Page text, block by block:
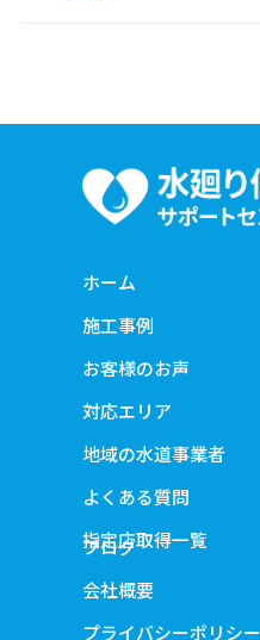
ホーム
施工事例
お客様のお声
対応エリア
地域の水道事業者
よくある質問
指定店取得一覧
ブログ
会社概要
プライバシーポリシー